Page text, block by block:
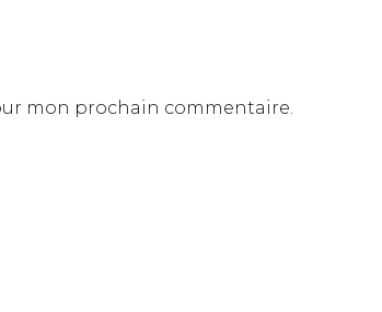
mon prochain commentaire.